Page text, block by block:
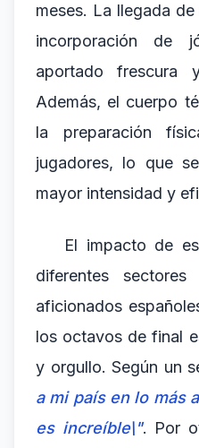
meses. La llegada
incorporación de
aportado frescura
Además, el cuerpo
la preparación
jugadores, lo que
mayor intensidad y
El impacto de
diferentes
aficionados
los octavos de final
y orgullo. Según un
a mi país en lo más
es increíble\". Por